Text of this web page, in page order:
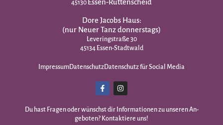
45130 Essen-Rüttenscheid
Dore Jacobs Haus:
(nur Neuer Tanz donnerstags)
Leveringstraße 30
45134 Essen-Stadtwald
ImpressumDatenschutzDatenschutz für Social Media
Du hast Fragen oder wünschst dir Infor­mationen zu unseren An­
geboten? Kontaktiere uns!